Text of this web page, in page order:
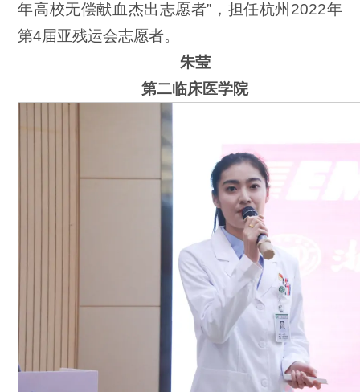
年高校无偿献血杰出志愿者”，担任杭州2022年
第4届亚残运会志愿者。
朱莹
第二临床医学院